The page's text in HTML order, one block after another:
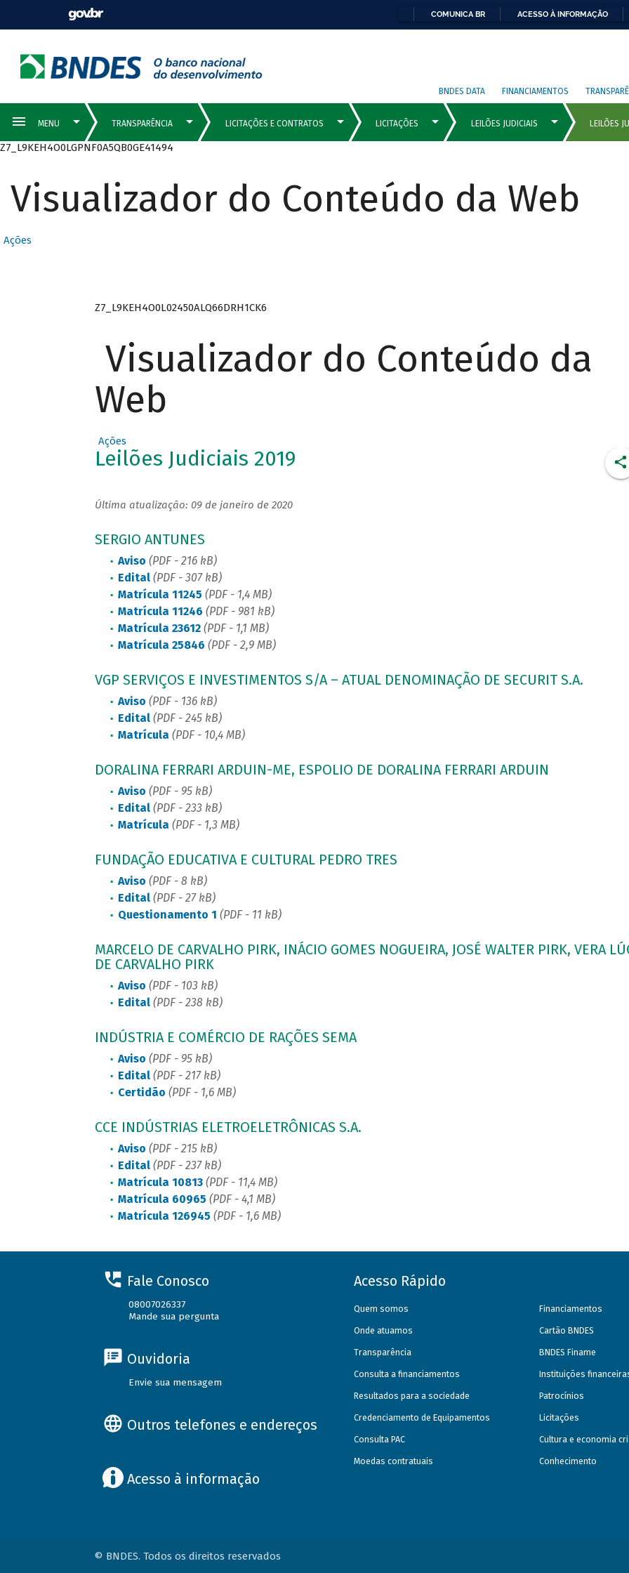
COMUNICA BR ACESSO À INFORMAÇÃO
BNDES DATA FINANCIAMENTOS
Z7_L9KEH4O0LGPNF0A5QB0GE41494
Visualizador do Conteúdo da Web
Ações
Z7_L9KEH4O0L02450ALQ66DRH1CK6
Visualizador do Conteúdo da
Web
Ações
Leilões Judiciais 2019
Última atualização: 09 de janeiro de 2020
SERGIO ANTUNES
Aviso (PDF - 216 kB)
Edital (PDF - 307 kB)
Matrícula 11245 (PDF - 1,4 MB)
Matrícula 11246 (PDF - 981 kB)
Matrícula 23612 (PDF - 1,1 MB)
Matrícula 25846 (PDF - 2,9 MB)
VGP SERVIÇOS E INVESTIMENTOS S/A – ATUAL DENOMINAÇÃO DE SECURIT S.A.
Aviso (PDF - 136 kB)
Edital (PDF - 245 kB)
Matrícula (PDF - 10,4 MB)
DORALINA FERRARI ARDUIN-ME, ESPOLIO DE DORALINA FERRARI ARDUIN
Aviso (PDF - 95 kB)
Edital (PDF - 233 kB)
Matrícula (PDF - 1,3 MB)
FUNDAÇÃO EDUCATIVA E CULTURAL PEDRO TRES
Aviso (PDF - 8 kB)
Edital (PDF - 27 kB)
Questionamento 1 (PDF - 11 kB)
MARCELO DE CARVALHO PIRK, INÁCIO GOMES NOGUEIRA, JOSÉ WALTER PIRK, VERA
DE CARVALHO PIRK
Aviso (PDF - 103 kB)
Edital (PDF - 238 kB)
INDÚSTRIA E COMÉRCIO DE RAÇÕES SEMA
Aviso (PDF - 95 kB)
Edital (PDF - 217 kB)
Certidão (PDF - 1,6 MB)
CCE INDÚSTRIAS ELETROELETRÔNICAS S.A.
Aviso (PDF - 215 kB)
Edital (PDF - 237 kB)
Matrícula 10813 (PDF - 11,4 MB)
Matrícula 60965 (PDF - 4,1 MB)
Matrícula 126945 (PDF - 1,6 MB)
Fale Conosco
08007026337
Mande sua pergunta
Ouvidoria
Envie sua mensagem
Outros telefones e endereços
Acesso à informação
Acesso Rápido
Quem somos
Onde atuamos
Transparência
Consulta a financiamentos
Resultados para a sociedade
Credenciamento de Equipamentos
Consulta PAC
Moedas contratuais
Financiamentos
Cartão BNDES
BNDES Finame
Instituições
Patrocínios
Licitações
Cultura e economia
Conhecimento
© BNDES. Todos os direitos reservados